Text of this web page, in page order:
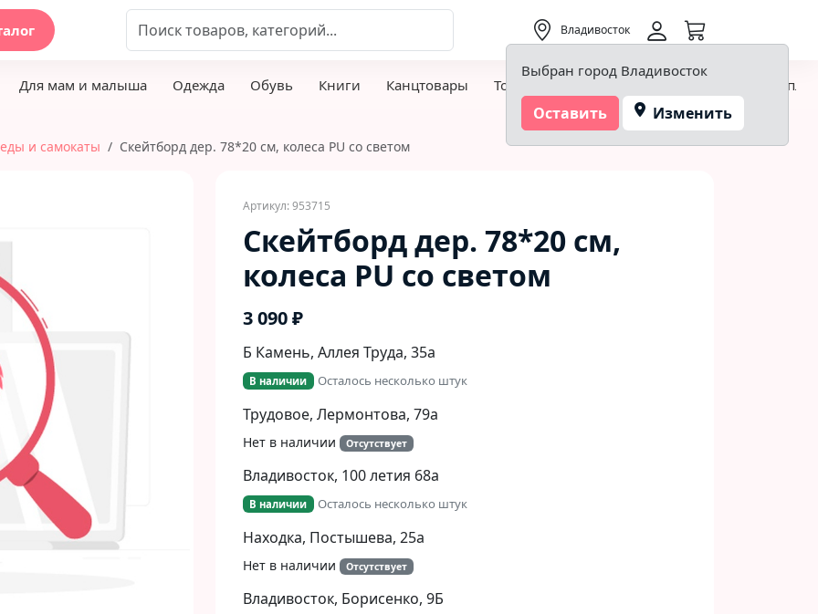
Владивосток
Выбран город Владивосток
Оставить Изменить
Для мам и малыша Одежда Обувь Книги Канцтовары Товары для творчества и хобби Детская
и самокаты Скейтборд дер. 78*20 см, колеса PU со светом
Артикул: 953715
Скейтборд дер. 78*20 см,
колеса PU со светом
3 090 ₽
Б Камень, Аллея Труда, 35а
В наличии Осталось несколько штук
Трудовое, Лермонтова, 79а
Нет в наличии Отсутствует
Владивосток, 100 летия 68а
В наличии Осталось несколько штук
Находка, Постышева, 25а
Нет в наличии Отсутствует
Владивосток, Борисенко, 9Б​